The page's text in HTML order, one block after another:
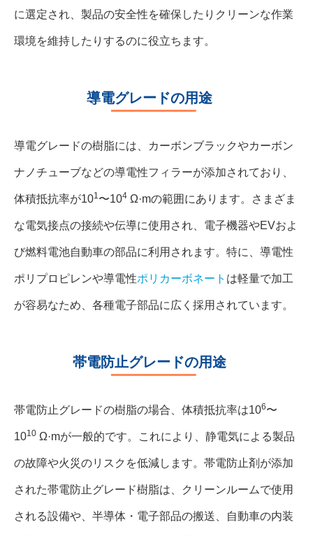
に選定され、製品の安全性を確保したりクリーンな作業
環境を維持したりするのに役立ちます。
導電グレードの用途
導電グレードの樹脂には、カーボンブラックやカーボン
ナノチューブなどの導電性フィラーが添加されており、
体積抵抗率が101〜104 Ω·mの範囲にあります。さまざま
な電気接点の接続や伝導に使用され、電子機器やEVおよ
び燃料電池自動車の部品に利用されます。特に、導電性
ポリプロピレンや導電性ポリカーボネート は軽量で加工
が容易なため、各種電子部品に広く採用されています。
帯電防止グレードの用途
帯電防止グレードの樹脂の場合、体積抵抗率は106〜
1010 Ω·mが一般的です。これにより、静電気による製品
の故障や火災のリスクを低減します。帯電防止剤が添加
された帯電防止グレード樹脂は、クリーンルームで使用
される設備や、半導体・電子部品の搬送、自動車の内装